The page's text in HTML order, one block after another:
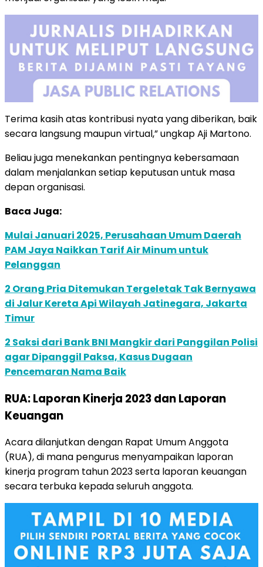
Terima kasih atas kontribusi nyata yang diberikan, baik
secara langsung maupun virtual,” ungkap Aji Martono.
Beliau juga menekankan pentingnya kebersamaan
dalam menjalankan setiap keputusan untuk masa
depan organisasi.
Baca Juga:
Mulai Januari 2025, Perusahaan Umum Daerah
PAM Jaya Naikkan Tarif Air Minum untuk
Pelanggan
2 Orang Pria Ditemukan Tergeletak Tak Bernyawa
di Jalur Kereta Api Wilayah Jatinegara, Jakarta
Timur
2 Saksi dari Bank BNI Mangkir dari Panggilan Polisi
agar Dipanggil Paksa, Kasus Dugaan
Pencemaran Nama Baik
RUA: Laporan Kinerja 2023 dan Laporan
Keuangan
Acara dilanjutkan dengan Rapat Umum Anggota
(RUA), di mana pengurus menyampaikan laporan
kinerja program tahun 2023 serta laporan keuangan
secara terbuka kepada seluruh anggota.